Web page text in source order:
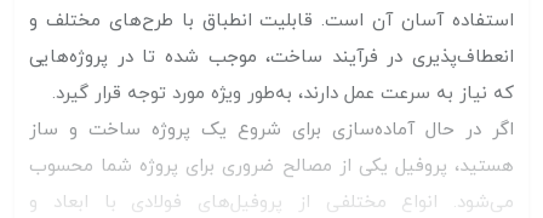
استفاده آسان آن است. قابلیت انطباق با طرح‌های مختلف و
انعطاف‌پذیری در فرآیند ساخت، موجب شده تا در پروژه‌هایی
که نیاز به سرعت عمل دارند، به‌طور ویژه مورد توجه قرار گیرد.
اگر در حال آماده‌سازی برای شروع یک پروژه ساخت‌ و ساز
هستید، پروفیل یکی از مصالح ضروری برای پروژه شما محسوب
می‌شود. انواع مختلفی از پروفیل‌های فولادی با ابعاد و